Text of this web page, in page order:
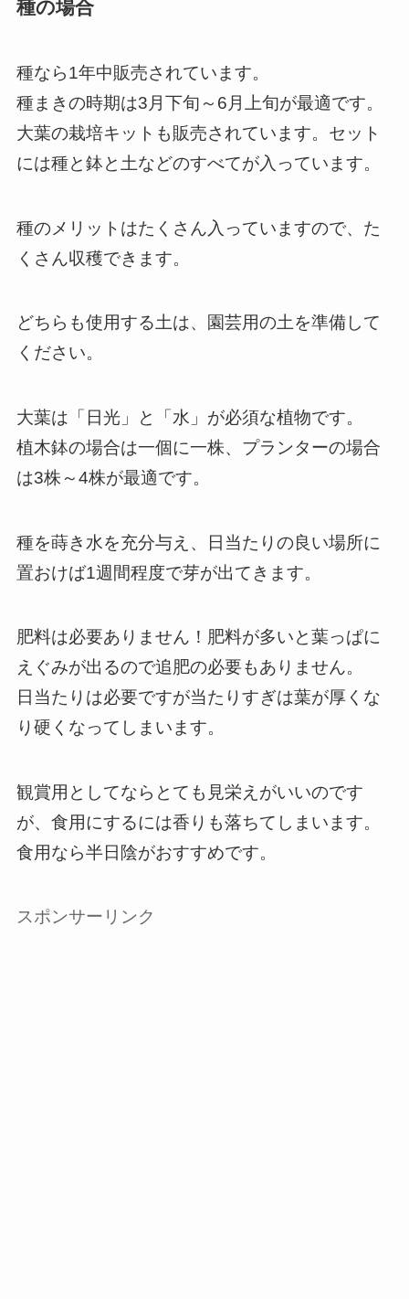
種の場合
種なら1年中販売されています。
種まきの時期は3月下旬～6月上旬が最適です。
大葉の栽培キットも販売されています。セット
には種と鉢と土などのすべてが入っています。
種のメリットはたくさん入っていますので、た
くさん収穫できます。
どちらも使用する土は、園芸用の土を準備して
ください。
大葉は「日光」と「水」が必須な植物です。
植木鉢の場合は一個に一株、プランターの場合
は3株～4株が最適です。
種を蒔き水を充分与え、日当たりの良い場所に
置おけば1週間程度で芽が出てきます。
肥料は必要ありません！肥料が多いと葉っぱに
えぐみが出るので追肥の必要もありません。
日当たりは必要ですが当たりすぎは葉が厚くな
り硬くなってしまいます。
観賞用としてならとても見栄えがいいのです
が、食用にするには香りも落ちてしまいます。
食用なら半日陰がおすすめです。
スポンサーリンク